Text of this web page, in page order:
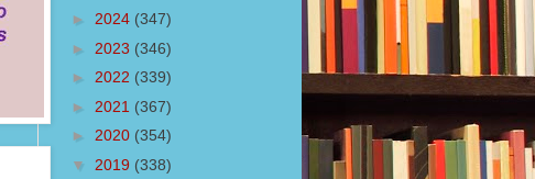
► 2024 (347)
► 2023 (346)
► 2022 (339)
► 2021 (367)
► 2020 (354)
▼ 2019 (338)